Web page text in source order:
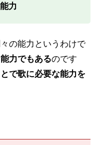
力
の能力というわけで
力でもあるのです
で歌に必要な能力を